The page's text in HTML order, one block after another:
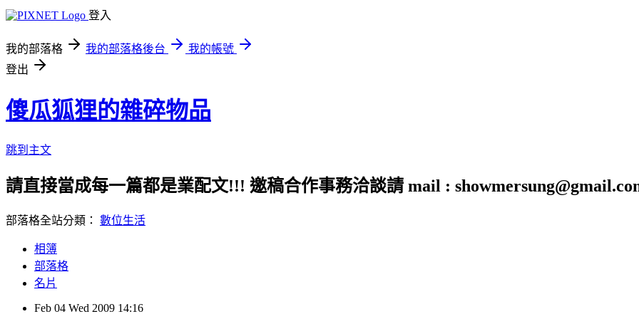
登入
我的部落格 我的部落格後台
我的帳號
登出
傻瓜狐狸的雜碎物品
跳到主文
請直接當成每一篇都是業配文!!! 邀稿合作事務洽談請 mail :
部落格全站分類： 數位生活
相簿
部落格
名片
Feb 04 Wed 2009 14:16